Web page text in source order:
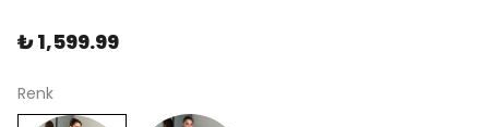
₺ 1,599.99
Renk